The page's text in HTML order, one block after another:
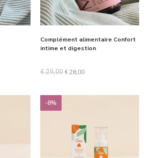
Complément alimentaire Confort
intime et digestion
€29,00 € 28,00
-8%